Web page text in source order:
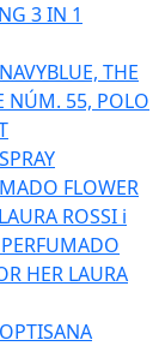
3 IN 1
THE
NÚM. 55, POLO
FLOWER
ROSSI i
HER LAURA